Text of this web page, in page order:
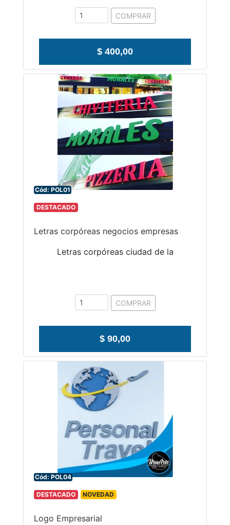
COMPRAR
$ 400,00
Cód: POL01
DESTACADO
Letras corpóreas negocios empresas
Letras corpóreas ciudad de la
COMPRAR
$ 90,00
Cód: POL04
DESTACADO NOVEDAD
Logo Empresarial